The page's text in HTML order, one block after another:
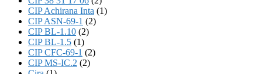
CIP Achirana Inta (1)
CIP ASN-69-1 (2)
CIP BL-1.10 (2)
CIP BL-1.5 (1)
CIP CFC-69-1 (2)
CIP MS-IC.2 (2)